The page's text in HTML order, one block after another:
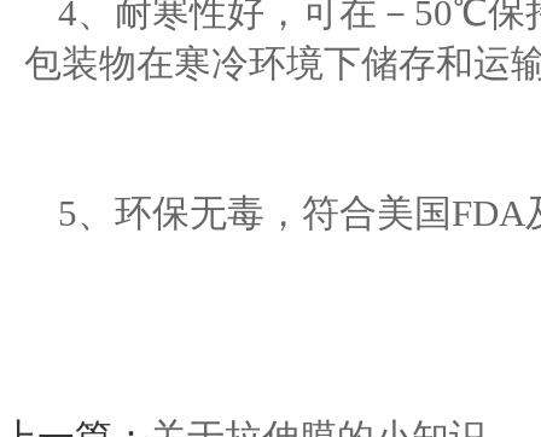
4、耐寒性好，可在－50℃保
包装物在寒冷环境下储存和运
5、环保无毒，符合美国